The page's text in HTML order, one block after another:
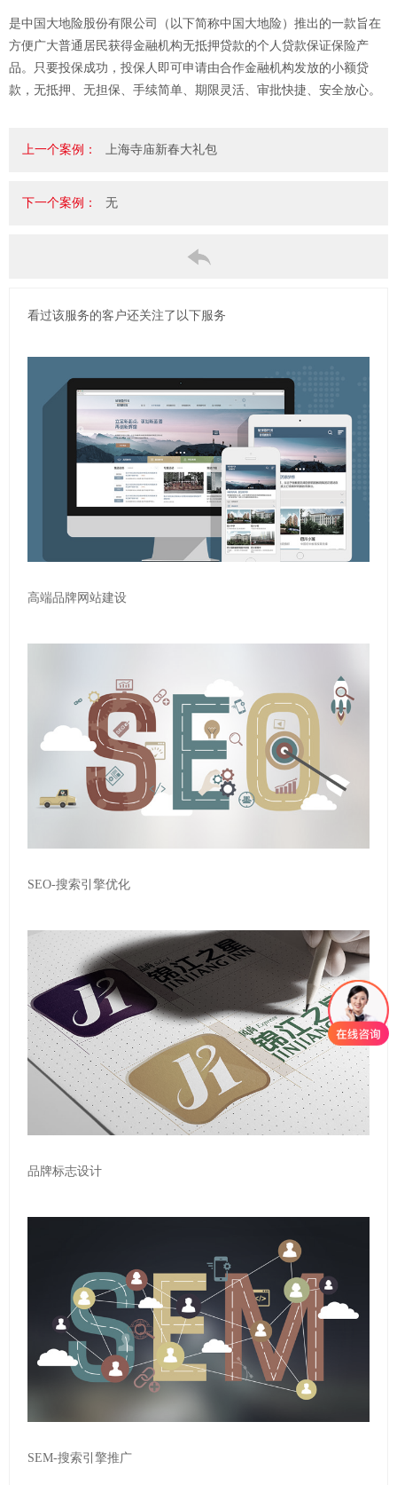
是中国大地险股份有限公司（以下简称中国大地险）推出的一款旨在
方便广大普通居民获得金融机构无抵押贷款的个人贷款保证保险产
品。只要投保成功，投保人即可申请由合作金融机构发放的小额贷
款，无抵押、无担保、手续简单、期限灵活、审批快捷、安全放心。
上一个案例： 上海寺庙新春大礼包
下一个案例： 无
看过该服务的客户还关注了以下服务
高端品牌网站建设
SEO-搜索引擎优化
品牌标志设计
SEM-搜索引擎推广